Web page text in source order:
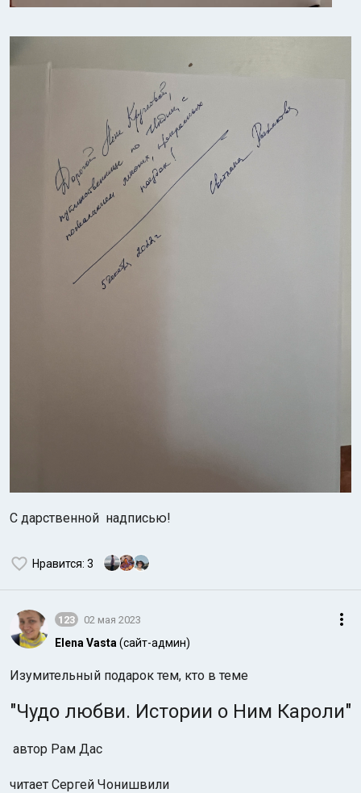
С дарственной надписью!
Нравится: 3
123 02 мая 2023
Elena Vasta (сайт-админ)
Изумительный подарок тем, кто в теме
"Чудо любви. Истории о Ним Кароли"
автор Рам Дас
читает Сергей Чонишвили